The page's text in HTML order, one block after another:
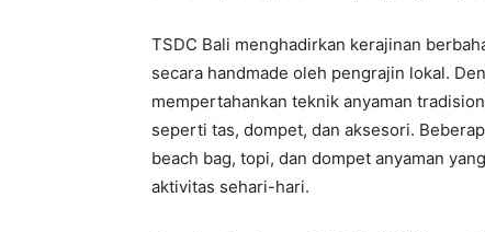
TSDC Bali menghadirkan kerajinan
secara handmade oleh pengrajin lokal.
mempertahankan teknik anyaman
seperti tas, dompet, dan aksesori.
beach bag, topi, dan dompet anyaman
aktivitas sehari-hari.